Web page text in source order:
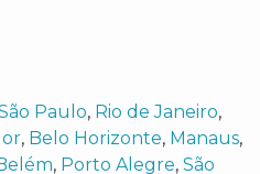
Paulo, Rio de Janeiro,
, Belo Horizonte, Manaus,
, Porto Alegre, São